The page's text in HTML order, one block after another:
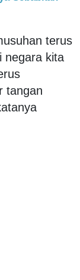
terus
negara kita
tangan